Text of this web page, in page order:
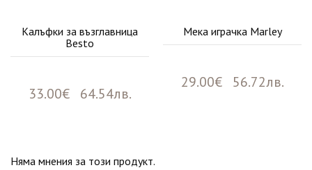
Калъфки за възглавница
Besto
33.00€ 64.54лв.
Мека играчка Marley
29.00€ 56.72лв.
Няма мнения за този продукт.